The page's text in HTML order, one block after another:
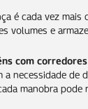
é cada vez mais
volumes e
com
a necessidade de
manobra pode